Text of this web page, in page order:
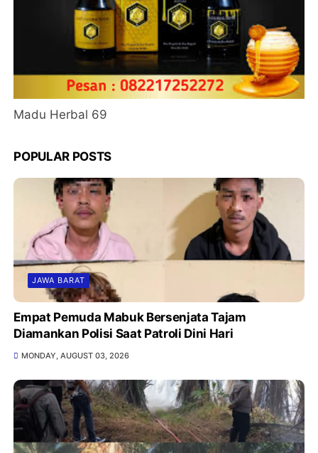
Madu Herbal 69
POPULAR POSTS
JAWA BARAT
Empat Pemuda Mabuk Bersenjata Tajam
Diamankan Polisi Saat Patroli Dini Hari
MONDAY, AUGUST 03, 2026